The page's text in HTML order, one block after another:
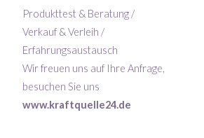
Produkttest & Beratung /
Verkauf & Verleih /
Erfahrungsaustausch
Wir freuen uns auf Ihre Anfrage,
besuchen Sie uns
www.kraftquelle24.de